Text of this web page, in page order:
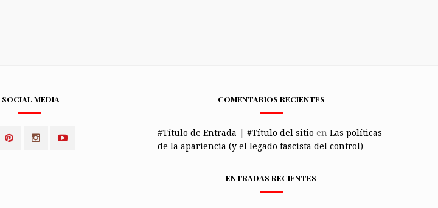
SOCIAL MEDIA COMENTARIOS RECIENTES
#Título de Entrada | #Título del sitio en Las políticas
de la apariencia (y el legado fascista del control)
ENTRADAS RECIENTES